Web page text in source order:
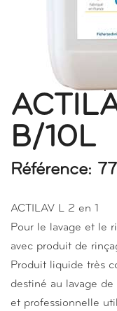
B/10L
Référence:
ACTILAV L 2 en 1
Pour le lavage et le
avec produit de
Produit liquide très
destiné au lavage
et professionnelle